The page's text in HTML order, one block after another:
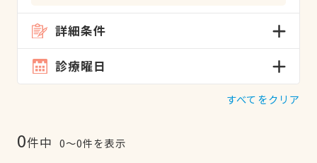
詳細条件
診療曜日
すべてをクリア
0件中 0〜0件を表示